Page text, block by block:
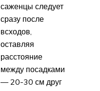
саженцы следует
сразу после
всходов,
оставляя
расстояние
между посадками
— 20-30 см друг